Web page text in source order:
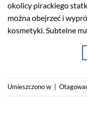
okolicy pirackiego
można obejrzeć i
kosmetyki. Subtelne
Umieszczono w